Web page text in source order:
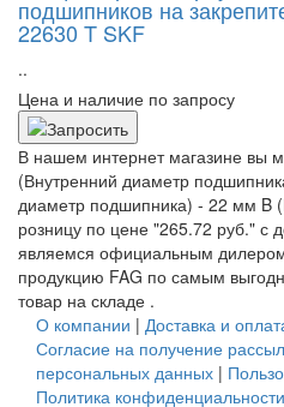
подшипников на
22630 T SKF
..
Цена и наличие по запросу
В нашем интернет магазине вы
(Внутренний диаметр
диаметр подшипника) - 22 мм
розницу по цене "265.72 руб." с
являемся официальным
продукцию FAG по самым
товар на складе .
О компании | Доставка и
Согласие на получение
персональных данных |
Политика конфиденциальности